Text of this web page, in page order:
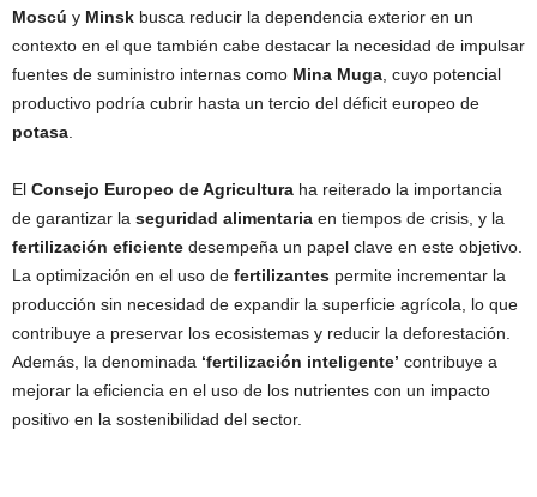
Moscú y Minsk busca reducir la dependencia exterior en un
contexto en el que también cabe destacar la necesidad de impulsar
fuentes de suministro internas como Mina Muga , cuyo potencial
productivo podría cubrir hasta un tercio del déficit europeo de
potasa
El Consejo Europeo de Agricultura ha reiterado la importancia
de garantizar la seguridad alimentaria en tiempos de crisis, y la
fertilización eficiente desempeña un papel clave en este objetivo.
La optimización en el uso de fertilizantes permite incrementar la
producción sin necesidad de expandir la superficie agrícola, lo que
contribuye a preservar los ecosistemas y reducir la deforestación.
Además, la denominada ‘fertilización inteligente’ contribuye a
mejorar la eficiencia en el uso de los nutrientes con un impacto
positivo en la sostenibilidad del sector.